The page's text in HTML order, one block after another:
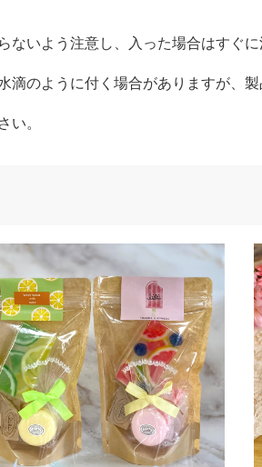
いよう注意し、入った場合はすぐ
のように付く場合がありますが、
。